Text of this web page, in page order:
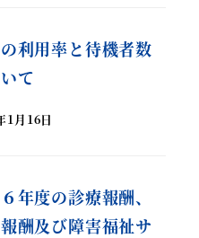
利用率と待機者数
て
1月16日
年度の診療報酬、
酬及び障害福祉サ